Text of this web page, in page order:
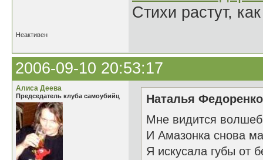
Стихи растут,
Неактивен
2006-09-10 20:53:17
Алиса Деева
Председатель клуба самоубийц
Наталья
Мне видится
И Амазонка снова
Я искусала губы от